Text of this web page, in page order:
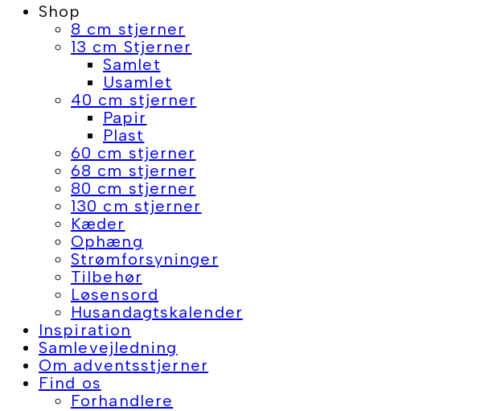
Shop
8 cm stjerner
13 cm Stjerner
Samlet
Usamlet
40 cm stjerner
Papir
Plast
60 cm stjerner
68 cm stjerner
80 cm stjerner
130 cm stjerner
Kæder
Ophæng
Strømforsyninger
Tilbehør
Løsensord
Husandagtskalender
Inspiration
Samlevejledning
Om adventsstjerner
Find os
Forhandlere